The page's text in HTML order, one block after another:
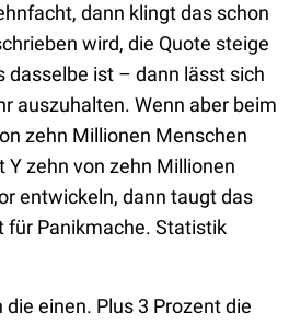
dann klingt das schon
wird, die Quote steige
dasselbe ist – dann lässt sich
auszuhalten. Wenn aber beim
zehn Millionen Menschen
zehn von zehn Millionen
entwickeln, dann taugt das
für Panikmache. Statistik
einen. Plus 3 Prozent die